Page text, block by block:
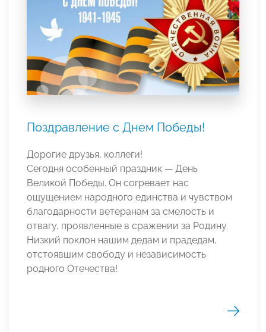
Поздравление с Днем Победы!
Дорогие друзья, коллеги!
Сегодня особенный праздник — День
Великой Победы. Он согревает нас
ощущением народного единства и чувством
благодарности ветеранам за смелость и
отвагу, проявленные в сражении за Родину.
Низкий поклон нашим дедам и прадедам,
отстоявшим свободу и независимость
родного Отечества!